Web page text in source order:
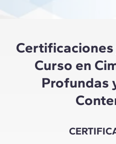
Curso en
Profundas